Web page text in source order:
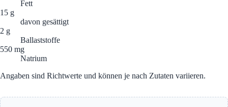
Fett
15 g
davon gesättigt
2 g
Ballaststoffe
550 mg
Natrium
Angaben sind Richtwerte und können je nach Zutaten variieren.